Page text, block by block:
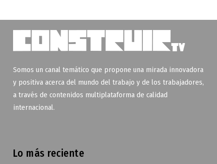
Somos un canal temático que propone una mirada innovadora
y positiva acerca del mundo del trabajo y de los trabajadores,
a través de contenidos multiplataforma de calidad
internacional.
Lo más reciente